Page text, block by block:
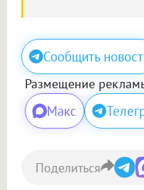
Сообщить
Размещение
Макс
Поделиться